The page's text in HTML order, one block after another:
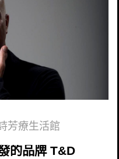
芳療生活館
的品牌 T&D